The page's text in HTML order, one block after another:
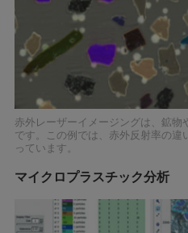
赤外レーザーイメージングは、鉱物
です。この例では、赤外反射率の違
っています。
マイクロプラスチック分析